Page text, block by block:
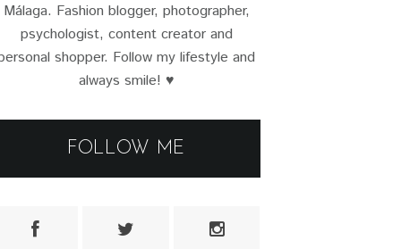
Málaga. Fashion blogger, photographer,
psychologist, content creator and
shopper. Follow my lifestyle and
always smile! ♥
FOLLOW ME